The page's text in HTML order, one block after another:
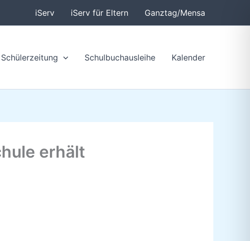
iServ iServ für Eltern Ganztag/Mensa
Schülerzeitung Schulbuchausleihe Kalender
erhält